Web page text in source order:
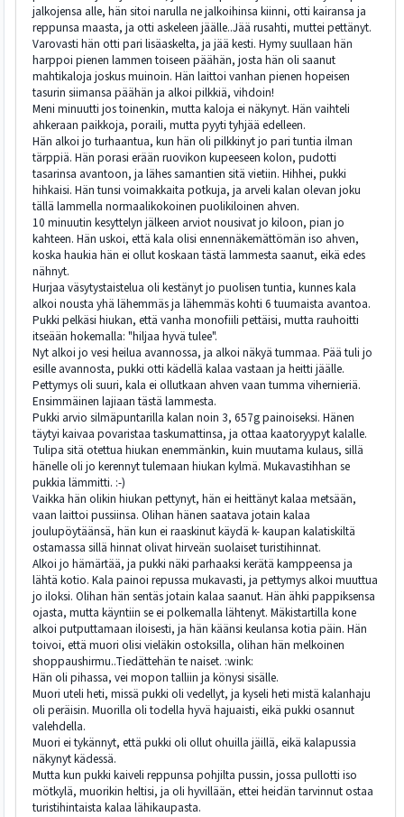
jalkojensa alle, hän sitoi narulla ne jalkoihinsa kiinni, otti kairansa ja
reppunsa maasta, ja otti askeleen jäälle..Jää rusahti, muttei pettänyt.
Varovasti hän otti pari lisäaskelta, ja jää kesti. Hymy suullaan hän
harppoi pienen lammen toiseen päähän, josta hän oli saanut
mahtikaloja joskus muinoin. Hän laittoi vanhan pienen hopeisen
tasurin siimansa päähän ja alkoi pilkkiä, vihdoin!
Meni minuutti jos toinenkin, mutta kaloja ei näkynyt. Hän vaihteli
ahkeraan paikkoja, poraili, mutta pyyti tyhjää edelleen.
Hän alkoi jo turhaantua, kun hän oli pilkkinyt jo pari tuntia ilman
tärppiä. Hän porasi erään ruovikon kupeeseen kolon, pudotti
tasarinsa avantoon, ja lähes samantien sitä vietiin. Hihhei, pukki
hihkaisi. Hän tunsi voimakkaita potkuja, ja arveli kalan olevan joku
tällä lammella normaalikokoinen puolikiloinen ahven.
10 minuutin kesyttelyn jälkeen arviot nousivat jo kiloon, pian jo
kahteen. Hän uskoi, että kala olisi ennennäkemättömän iso ahven,
koska haukia hän ei ollut koskaan tästä lammesta saanut, eikä edes
nähnyt.
Hurjaa väsytystaistelua oli kestänyt jo puolisen tuntia, kunnes kala
alkoi nousta yhä lähemmäs ja lähemmäs kohti 6 tuumaista avantoa.
Pukki pelkäsi hiukan, että vanha monofiili pettäisi, mutta rauhoitti
itseään hokemalla: "hiljaa hyvä tulee".
Nyt alkoi jo vesi heilua avannossa, ja alkoi näkyä tummaa. Pää tuli jo
esille avannosta, pukki otti kädellä kalaa vastaan ja heitti jäälle.
Pettymys oli suuri, kala ei ollutkaan ahven vaan tumma vihernieriä.
Ensimmäinen lajiaan tästä lammesta.
Pukki arvio silmäpuntarilla kalan noin 3, 657g painoiseksi. Hänen
täytyi kaivaa povaristaa taskumattinsa, ja ottaa kaatoryypyt kalalle.
Tulipa sitä otettua hiukan enemmänkin, kuin muutama kulaus, sillä
hänelle oli jo kerennyt tulemaan hiukan kylmä. Mukavastihhan se
pukkia lämmitti. :-)
Vaikka hän olikin hiukan pettynyt, hän ei heittänyt kalaa metsään,
vaan laittoi pussiinsa. Olihan hänen saatava jotain kalaa
joulupöytäänsä, hän kun ei raaskinut käydä k- kaupan kalatiskiltä
ostamassa sillä hinnat olivat hirveän suolaiset turistihinnat.
Alkoi jo hämärtää, ja pukki näki parhaaksi kerätä kamppeensa ja
lähtä kotio. Kala painoi repussa mukavasti, ja pettymys alkoi muuttua
jo iloksi. Olihan hän sentäs jotain kalaa saanut. Hän ähki pappiksensa
ojasta, mutta käyntiin se ei polkemalla lähtenyt. Mäkistartilla kone
alkoi putputtamaan iloisesti, ja hän käänsi keulansa kotia päin. Hän
toivoi, että muori olisi vieläkin ostoksilla, olihan hän melkoinen
shoppaushirmu..Tiedättehän te naiset. :wink:
Hän oli pihassa, vei mopon talliin ja könysi sisälle.
Muori uteli heti, missä pukki oli vedellyt, ja kyseli heti mistä kalanhaju
oli peräisin. Muorilla oli todella hyvä hajuaisti, eikä pukki osannut
valehdella.
Muori ei tykännyt, että pukki oli ollut ohuilla jäillä, eikä kalapussia
näkynyt kädessä.
Mutta kun pukki kaiveli reppunsa pohjilta pussin, jossa pullotti iso
mötkylä, muorikin heltisi, ja oli hyvillään, ettei heidän tarvinnut ostaa
turistihintaista kalaa lähikaupasta.